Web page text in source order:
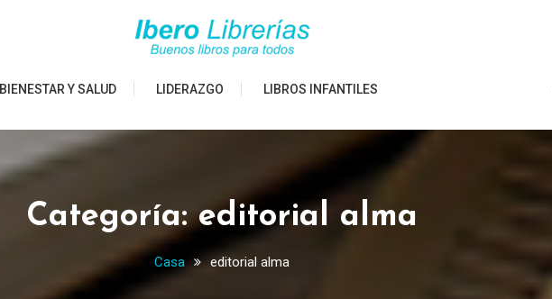
BIENESTAR Y SALUD LIDERAZGO LIBROS INFANTILES
Categoría:editorial alma
Casa editorial alma